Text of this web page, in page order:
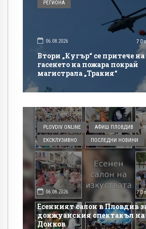
РЕГИОНА
06.08.2026 7
Втори „Кугър“ се притече
гасенето на пожара покрай
магистрала „Тракия“
PLOVDIV ONLINE АФИШ ПЛОВДИВ
ЕКСКЛУЗИВНО ПОСЛЕДНИ НОВИНИ
06.08.2026 7
Есенният салон в Пловдив
донжуанския спектакъл
Донков